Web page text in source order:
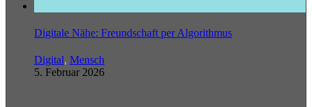
Digitale Nähe: Freundschaft per Algorithmus
Digital, Mensch
5. Februar 2026